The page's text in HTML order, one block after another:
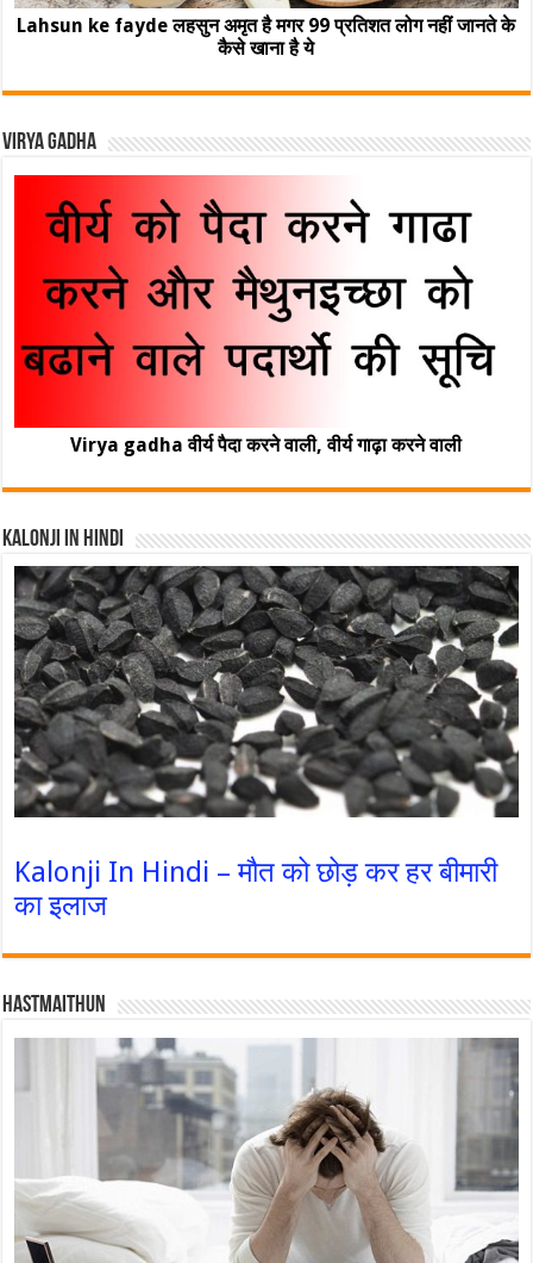
Lahsun ke fayde लहसुन अमृत है मगर 99 प्रतिशत लोग नहीं जानते के
कैसे खाना है ये
Virya Gadha
Virya gadha वीर्य पैदा करने वाली, वीर्य गाढ़ा करने वाली
Kalonji In Hindi
Kalonji In Hindi – मौत को छोड़ कर हर बीमारी
का इलाज
Hastmaithun